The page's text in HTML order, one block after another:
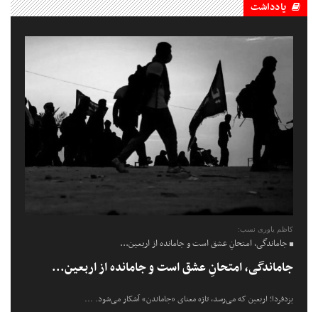
یادداشت
کاظم یاوری نسب:
جاماندگی، امتحانِ عشق است و جامانده از اربعین...
جاماندگی، امتحانِ عشق است و جامانده از اربعین...
یزدفردا؛ اربعین که می‌رسد، تازه معنای «جاماندن» آشکار می‌شود. ...